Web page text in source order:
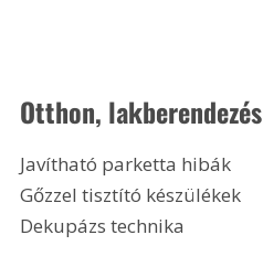
Otthon, lakberendezés
Javítható parketta hibák
Gőzzel tisztító készülékek
Dekupázs technika